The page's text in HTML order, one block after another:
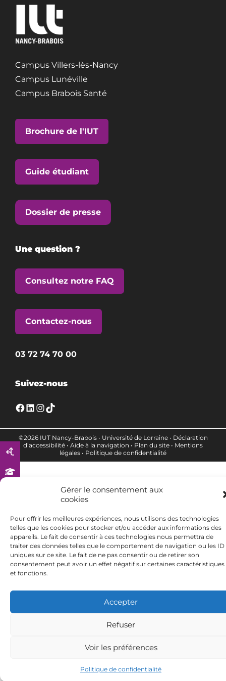
Gérer le consentement aux
cookies
Pour offrir les meilleures expériences, nous utilisons des technologies
telles que les cookies pour stocker et/ou accéder aux informations des
appareils. Le fait de consentir à ces technologies nous permettra de
traiter des données telles que le comportement de navigation ou les ID
uniques sur ce site. Le fait de ne pas consentir ou de retirer son
consentement peut avoir un effet négatif sur certaines caractéristiques
et fonctions.
Accepter
Refuser
Voir les préférences
Politique de confidentialité
Campus Villers-lès-Nancy
Campus Lunéville
Campus Brabois Santé
Brochure de l'IUT
Guide étudiant
Dossier de presse
Une question ?
Consultez notre FAQ
Contactez-nous
03 72 74 70 00
Suivez-nous
Facebook
LinkedIn
Instagram
TikTok
©2026 IUT Nancy-Brabois • Université de Lorraine• Déclaration
d’accessibilité • Aide à la navigation • Plan du site • Mentions
légales • Politique de confidentialité